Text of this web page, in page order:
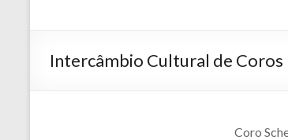
Intercâmbio Cultural de Coros
Coro